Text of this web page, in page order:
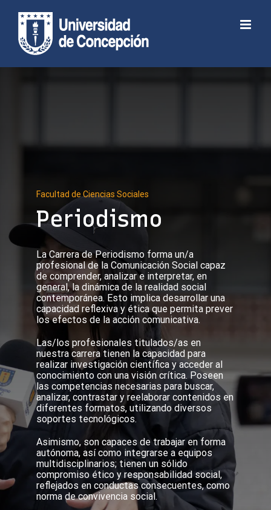
Abrir barra de herramientas
content
Facultad de Ciencias Sociales
Periodismo
La Carrera de Periodismo forma un/a
profesional de la Comunicación Social capaz
de comprender, analizar e interpretar, en
general, la dinámica de la realidad social
contemporánea. Esto implica desarrollar una
capacidad reflexiva y ética que permita prever
los efectos de la acción comunicativa.
Las/los profesionales titulados/as en
nuestra carrera tienen la capacidad para
realizar investigación científica y acceder al
conocimiento con una visión crítica. Poseen
las competencias necesarias para buscar,
analizar, contrastar y reelaborar contenidos en
diferentes formatos, utilizando diversos
soportes tecnológicos.
Asimismo, son capaces de trabajar en forma
autónoma, así como integrarse a equipos
multidisciplinarios; tienen un sólido
compromiso ético y responsabilidad social,
reflejados en conductas consecuentes, como
norma de convivencia social.